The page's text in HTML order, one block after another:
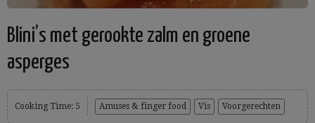
Blini’s met gerookte zalm en groene
asperges
Cooking Time: 5 Amuses & finger food Vis Voorgerechten